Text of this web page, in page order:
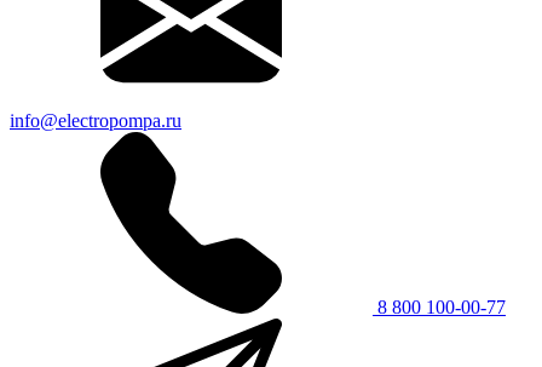
info@electropompa.ru
8 800 100-00-77